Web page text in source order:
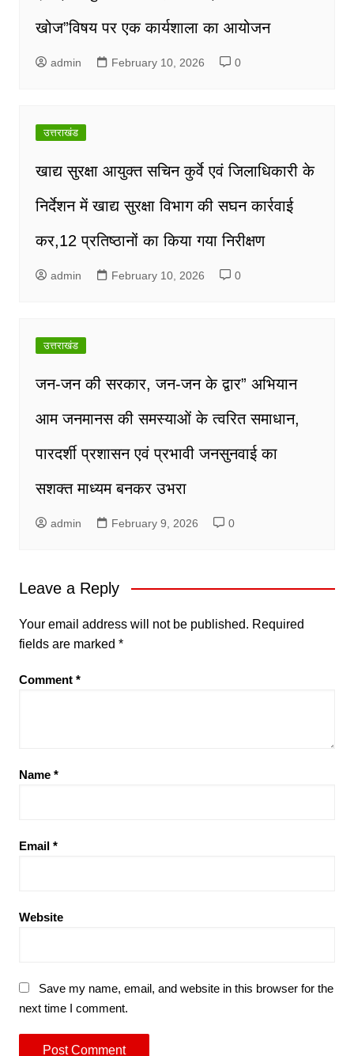
खोज”विषय पर एक कार्यशाला का आयोजन
admin February 10, 2026 0
उत्तराखंड
खाद्य सुरक्षा आयुक्त सचिन कुर्वे एवं जिलाधिकारी के
निर्देशन में खाद्य सुरक्षा विभाग की सघन कार्रवाई
कर,12 प्रतिष्ठानों का किया गया निरीक्षण
admin February 10, 2026 0
उत्तराखंड
जन-जन की सरकार, जन-जन के द्वार” अभियान
आम जनमानस की समस्याओं के त्वरित समाधान,
पारदर्शी प्रशासन एवं प्रभावी जनसुनवाई का
सशक्त माध्यम बनकर उभरा
admin February 9, 2026 0
Leave a Reply
Your email address will not be published. Required
fields are marked *
Comment *
Name *
Email *
Website
Save my name, email, and website in this browser for the
next time I comment.